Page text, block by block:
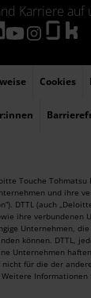
Karriere auf
Cookies
Touche Tohmatsu
und ihre
DTTL (auch
ihre verbundenen
Unternehmen,
können. DTTL,
Unternehmen
für die der